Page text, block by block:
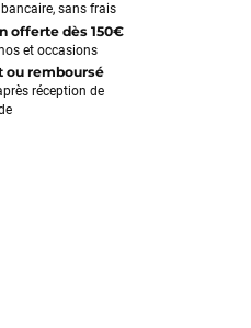
sans frais
offerte dès 150€
et occasions
ou remboursé
réception de